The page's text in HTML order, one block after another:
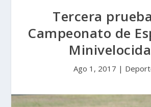
Tercera
Campeonato de
Ago 1, 2017 |